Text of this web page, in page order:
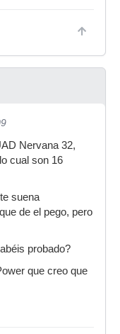
Nervana 32,
cual son 16
suena
de el pego, pero
probado?
que creo que